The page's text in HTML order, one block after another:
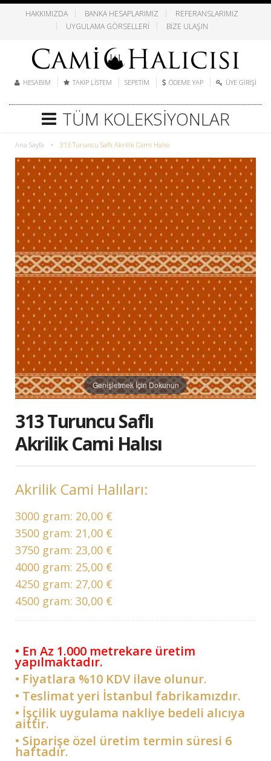
HAKKIMIZDA BANKA HESAPLARIMIZ
REFERANSLARIMIZ
UYGULAMA GÖRSELLERI
BIZE ULAŞIN
HESABIM TAKIP LISTEM SEPETIM ÖDEME YAP ÜYE GIRIŞI
TÜM KOLEKSIYONLAR
Ana Sayfa • 313 Turuncu Saflı Akrilik Cami Halısı
Genişletmek İçin Dokunun
313 Turuncu Saflı
Akrilik Cami Halısı
Akrilik Cami Halıları:
3000 gram: 20,00 €
3500 gram: 21,00 €
3750 gram: 23,00 €
4000 gram: 25,00 €
4250 gram: 27,00 €
4500 gram: 30,00 €
• En Az 1.000 metrekare üretim
yapılmaktadır.
• Fiyatlara %10 KDV ilave olunur.
• Teslimat yeri İstanbul fabrikamızdır.
• İşçilik uygulama nakliye bedeli alıcıya
aittir.
• Siparişe özel üretim termin süresi 6
haftadır.